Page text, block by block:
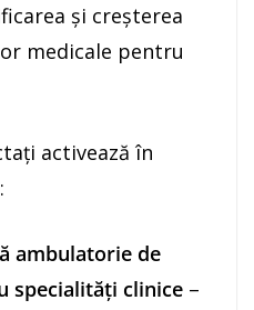
și creșterea
medicale pentru
activează în
ambulatorie de
specialități clinice –